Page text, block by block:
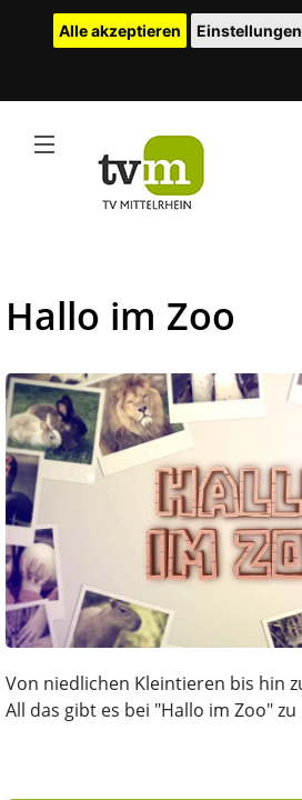
Alle akzeptieren
Hallo im Zoo
Von niedlichen Kleintieren bis hin
All das gibt es bei "Hallo im Zoo"